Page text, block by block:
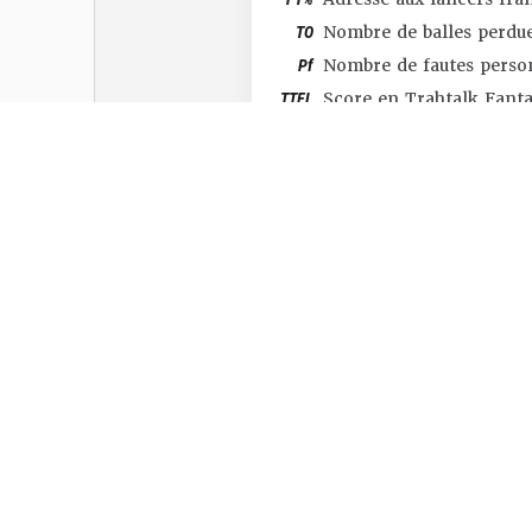
TO Nombre de balles
Pf Nombre de fautes
TTFL Score en Trahtalk